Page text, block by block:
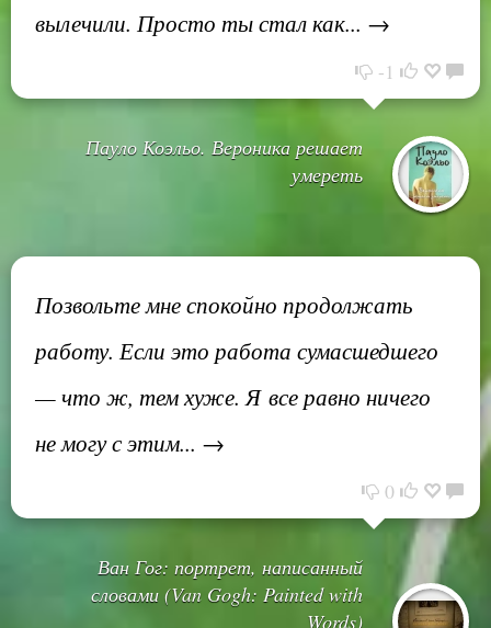
вылечили. Просто ты стал как... →
-1
Пауло Коэльо. Вероника решает
умереть
Позвольте мне спокойно продолжать
работу. Если это работа сумасшедшего
— что ж, тем хуже. Я все равно ничего
не могу с этим... →
0
Ван Гог: портрет, написанный
словами (Van Gogh: Painted with
Words)